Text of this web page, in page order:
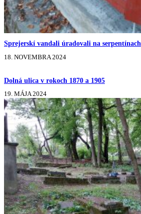
Sprejerskí vandali úradovali na serpentínach
18. NOVEMBRA 2024
Dolná ulica v rokoch 1870 a 1905
19. MÁJA 2024